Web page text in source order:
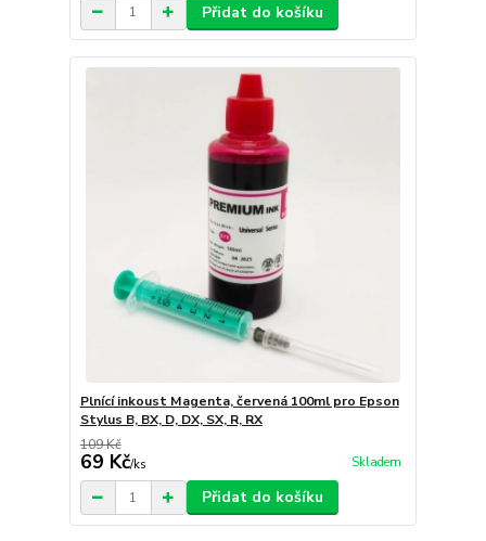
Přidat do košíku
Plnící inkoust Magenta, červená 100ml pro Epson
Stylus B, BX, D, DX, SX, R, RX
109 Kč
69 Kč/ks Skladem
Přidat do košíku